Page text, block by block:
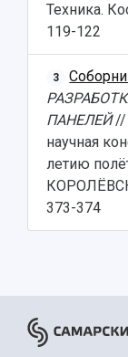
Техника.
119-122
3
ПАНЕЛЕЙ//
научная
летию
373-374